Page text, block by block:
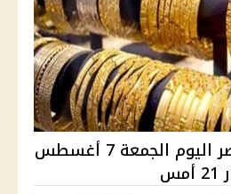
سعر الذهب في مصر اليوم الجمعة 7 أغسطس